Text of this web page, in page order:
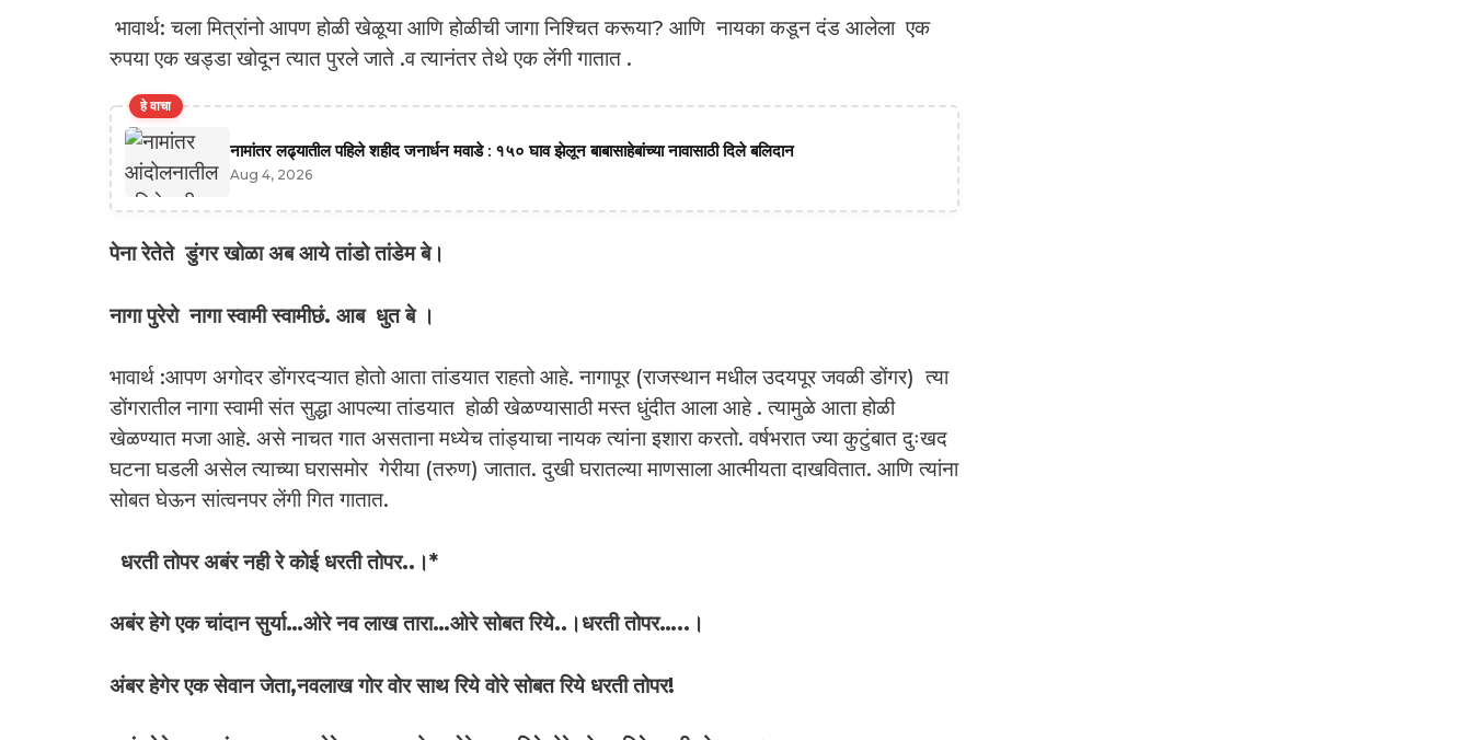
भावार्थ: चला मित्रांनो आपण होळी खेळूया आणि होळीची जागा निश्चित करूया? आणि नायका कडून दंड आलेला एक
रुपया एक खड्डा खोदून त्यात पुरले जाते .व त्यानंतर तेथे एक लेंगी गातात .
हे वाचा
नामांतर लढ्यातील पहिले शहीद जनार्धन मवाडे : १५० घाव झेलून बाबासाहेबांच्या नावासाठी दिले बलिदान
Aug 4, 2026
पेना रेतेते डुंगर खोळा अब आये तांडो तांडेम बे।
नागा पुरेरो नागा स्वामी स्वामीछं. आब धुत बे ।
भावार्थ :आपण अगोदर डोंगरदऱ्यात होतो आता तांडयात राहतो आहे. नागापूर (राजस्थान मधील उदयपूर जवळी डोंगर) त्या
डोंगरातील नागा स्वामी संत सुद्धा आपल्या तांडयात होळी खेळण्यासाठी मस्त धुंदीत आला आहे . त्यामुळे आता होळी
खेळण्यात मजा आहे. असे नाचत गात असताना मध्येच तांड्याचा नायक त्यांना इशारा करतो. वर्षभरात ज्या कुटुंबात दुःखद
घटना घडली असेल त्याच्या घरासमोर गेरीया (तरुण) जातात. दुखी घरातल्या माणसाला आत्मीयता दाखवितात. आणि त्यांना
सोबत घेऊन सांत्वनपर लेंगी गित गातात.
धरती तोपर अबंर नही रे कोई धरती तोपर..।*
अबंर हेगे एक चांदान सुर्या…ओरे नव लाख तारा…ओरे सोबत रिये..।धरती तोपर…..।
अंबर हेगेर एक सेवान जेता,नवलाख गोर वोर साथ रिये वोरे सोबत रिये धरती तोपर!